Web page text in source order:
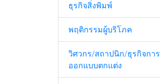
ธุรกิจสิ่งพิมพ์
พฤติกรรมผู้บริโภค
วิศวกร/สถาปนิก/ธุรกิจการ
ออกแบบตกแต่ง